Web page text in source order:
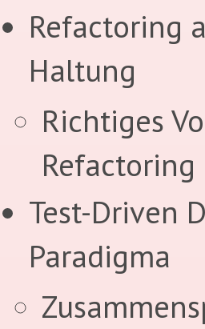
Refactoring
Haltung
Richtiges
Refactoring
Test-Driven
Paradigma